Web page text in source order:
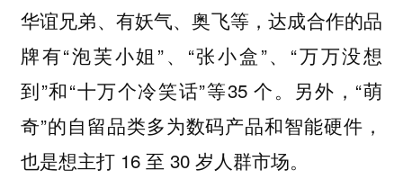
华谊兄弟、有妖气、奥飞等，达成合作的品
牌有“泡芙小姐”、“张小盒”、“万万没想
到”和“十万个冷笑话”等35 个。另外，“萌
奇”的自留品类多为数码产品和智能硬件，
也是想主打 16 至 30 岁人群市场。